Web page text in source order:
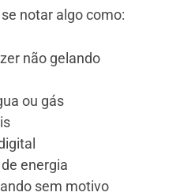
notar algo como:
não gelando
ou gás
energia
sem motivo